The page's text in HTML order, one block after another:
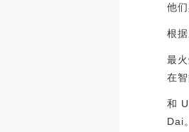
他
根
最
在
和
Dai